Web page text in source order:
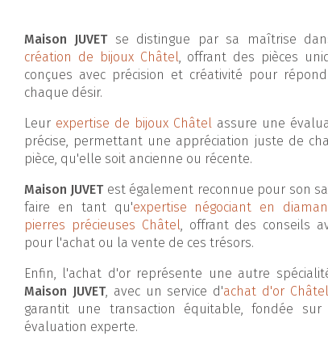
Maison JUVETse distingue par sa maîtrise
création de bijoux Châtel , offrant des pièces
conçues avec précision et créativité pour
chaque désir.
Leur expertise de bijoux Châtel assure une
précise, permettant une appréciation juste de
pièce, qu'elle soit ancienne ou récente.
Maison JUVETest également reconnue pour son
faire en tant qu'expertise négociant en
pierres précieuses Châtel , offrant des conseils
pour l'achat ou la vente de ces trésors.
Enfin, l'achat d'or représente une autre
Maison JUVET, avec un service d'achat d'or Châtel
garantit une transaction équitable, fondée sur
évaluation experte.